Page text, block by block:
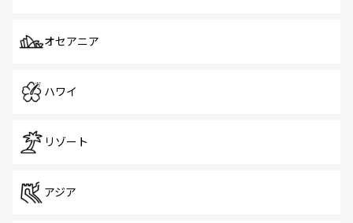
オセアニア
ハワイ
リゾート
アジア